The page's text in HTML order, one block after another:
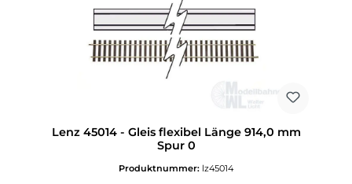
Lenz 45014 - Gleis flexibel Länge 914,0 mm
Spur 0
Produktnummer: lz45014